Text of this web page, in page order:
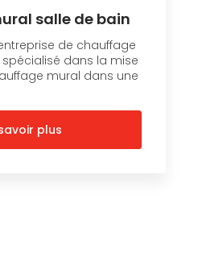
salle de bain
de chauffage
dans la mise
mural dans une
plus